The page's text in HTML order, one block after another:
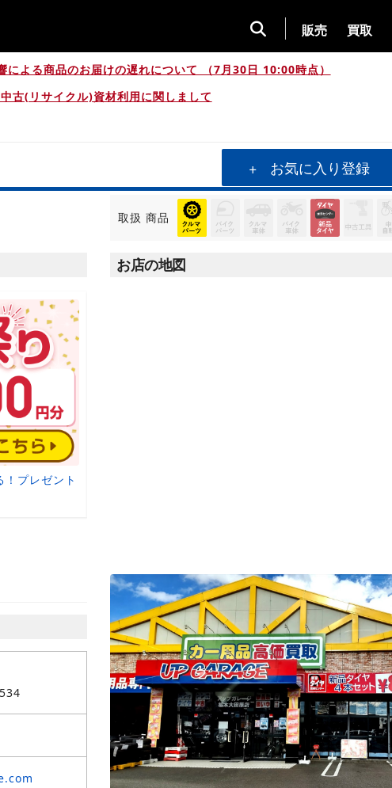
販売 買取
による商品のお届けの遅れについて （7月30日 10:00時点）
古(リサイクル)資材利用に関しまして
お気に入り登録
取扱 商品
プレゼント
お店の地図